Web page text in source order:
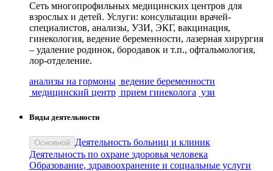
Сеть многопрофильных медицинских центров для
взрослых и детей. Услуги: консультации врачей-
специалистов, анализы, УЗИ, ЭКГ, вакцинация,
гинекология, ведение беременности, лазерная хирургия
– удаление родинок, бородавок и т.п., офтальмология,
лор-отделение.
анализы на гормоны ведение беременности
медицинский центр прием гинеколога узи
Виды деятельности
Основной Деятельность больниц и клиник
Деятельность по охране здоровья человека
Образование, здравоохранение и социальные услуги